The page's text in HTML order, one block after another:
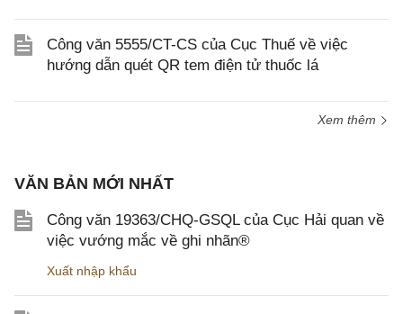
Công văn 5555/CT-CS của Cục Thuế về việc
hướng dẫn quét QR tem điện tử thuốc lá
Xem thêm
VĂN BẢN MỚI NHẤT
Công văn 19363/CHQ-GSQL của Cục Hải quan về
việc vướng mắc về ghi nhãn®
Xuất nhập khẩu